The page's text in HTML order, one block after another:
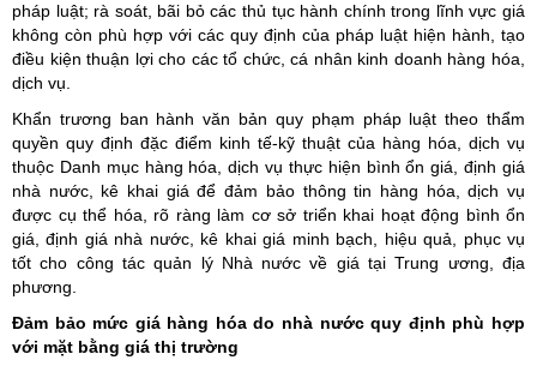
pháp luật; rà soát, bãi bỏ các thủ tục hành chính trong lĩnh vực giá
không còn phù hợp với các quy định của pháp luật hiện hành, tạo
điều kiện thuận lợi cho các tổ chức, cá nhân kinh doanh hàng hóa,
dịch vụ.
Khẩn trương ban hành văn bản quy phạm pháp luật theo thẩm
quyền quy định đặc điểm kinh tế-kỹ thuật của hàng hóa, dịch vụ
thuộc Danh mục hàng hóa, dịch vụ thực hiện bình ổn giá, định giá
nhà nước, kê khai giá để đảm bảo thông tin hàng hóa, dịch vụ
được cụ thể hóa, rõ ràng làm cơ sở triển khai hoạt động bình ổn
giá, định giá nhà nước, kê khai giá minh bạch, hiệu quả, phục vụ
tốt cho công tác quản lý Nhà nước về giá tại Trung ương, địa
phương.
Đảm bảo mức giá hàng hóa do nhà nước quy định phù hợp
với mặt bằng giá thị trường